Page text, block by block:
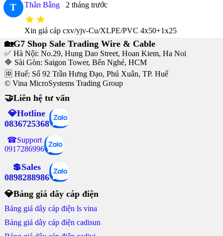
T Thân Bằng 2 tháng trước
★★
Xin giá cáp cxv/yjv-Cu/XLPE/PVC 4x50+1x25
🏡G7 Shop Sale Trading Wire & Cable
✅ Hà Nội: No.29, Hung Dao Street, Hoan Kiem, Ha Noi
🔷 Sài Gòn: Saigon Tower, Bến Nghé, HCM
🆔 Huế: Số 92 Trần Hưng Đạo, Phú Xuân, TP. Huế
© Vina MicroSystems Trading Group
🤝Liên hệ tư vấn
💎Hotline
0836725368
☎Support
0917286996
💲Sales
0898288986
💎Bảng giá dây cáp điện
Bảng giá dây cáp điện ls vina
Bảng giá dây cáp điện cadisun